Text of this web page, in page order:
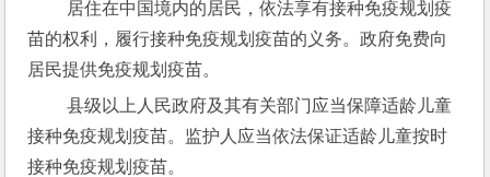
苗的权利，履行接种免疫规划疫苗的义务。政府免费向
居民提供免疫规划疫苗。
县级以上人民政府及其有关部门应当保障适龄儿童
接种免疫规划疫苗。监护人应当依法保证适龄儿童按时
接种免疫规划疫苗。